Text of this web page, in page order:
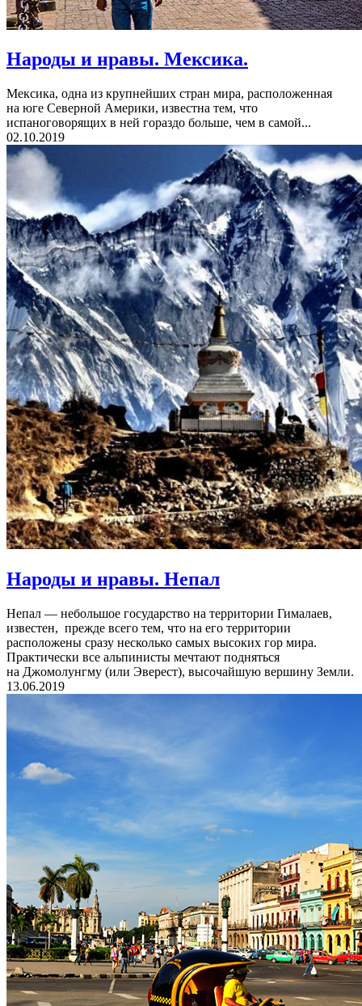
Народы и нравы. Мексика.
Мексика, одна из крупнейших стран мира, расположенная
на юге Северной Америки, известна тем, что
испаноговорящих в ней гораздо больше, чем в самой...
02.10.2019
Народы и нравы. Непал
Непал — небольшое государство на территории Гималаев,
известен, прежде всего тем, что на его территории
расположены сразу несколько самых высоких гор мира.
Практически все альпинисты мечтают подняться
на Джомолунгму (или Эверест), высочайшую вершину Земли.
13.06.2019